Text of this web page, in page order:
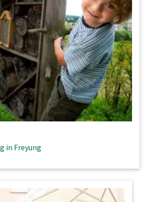
in Freyung